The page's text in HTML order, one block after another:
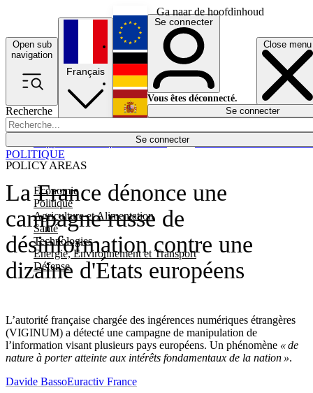
Ga naar de hoofdinhoud
Open sub
navigation
Close menu
Recherche
Se connecter
POLICY AREAS
Economie
Politique
Agriculture et Alimentation
Santé
Technologies
Energie, Environnement et Transport
Défense
Économie
Français
English
Deutsch
Español
Se connecter
Vous êtes déconnecté.
Se connecter
La France dénonce une
campagne russe de
désinformation contre une
dizaine d'États européens
L’autorité française chargée des ingérences numériques étrangères
(VIGINUM) a détecté une campagne de manipulation de
l’information visant plusieurs pays européens. Un phénomène « de
nature à porter atteinte aux intérêts fondamentaux de la nation ».
POLITIQUE
Davide BassoEuractiv France